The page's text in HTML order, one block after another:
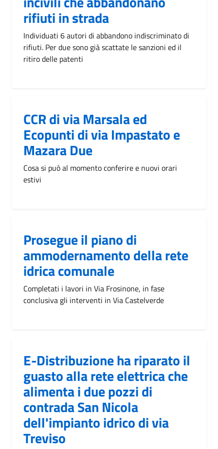
rifiuti in strada
Individuati 6 autori di abbandono indiscriminato di
rifiuti. Per due sono già scattate le sanzioni ed il
ritiro delle patenti
CCR di via Marsala ed
Ecopunti di via Impastato e
Mazara Due
Cosa si può al momento conferire e nuovi orari
estivi
Prosegue il piano di
ammodernamento della rete
idrica comunale
Completati i lavori in Via Frosinone, in fase
conclusiva gli interventi in Via Castelverde
E-Distribuzione ha riparato il
guasto alla rete elettrica che
alimenta i due pozzi di
contrada San Nicola
dell'impianto idrico di via
Treviso